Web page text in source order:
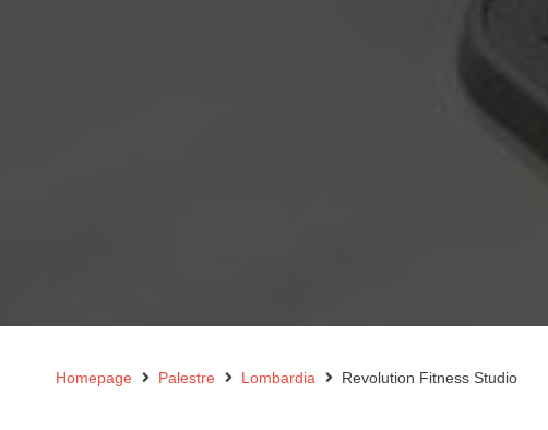
Homepage Palestre Lombardia Revolution Fitness Studio